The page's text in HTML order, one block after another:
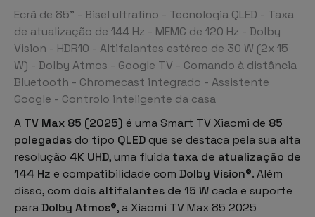
Ecrã de 85" - Bisel ultrafino - Tecnologia QLED - Taxa
de atualização de 144 Hz - MEMC de 120 Hz - Dolby
Vision - HDR10 - Altifalantes estéreo de 30 W (2x 15
W) - Dolby Atmos - Google TV - Comando à distância
Bluetooth - Chromecast integrado - Assistente
Google - Controlo inteligente da casa
A TV Max 85 (2025) é uma Smart TV Xiaomi de 85
polegadas do tipo QLED que se destaca pela sua alta
resolução 4K UHD, uma fluida taxa de atualização de
144 Hz e compatibilidade com Dolby Vision®. Além
disso, com dois altifalantes de 15 W cada e suporte
paraDolby Atmos®, a Xiaomi TV Max 85 2025